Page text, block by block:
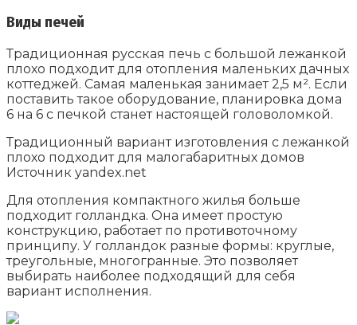
Виды печей
Традиционная русская печь с большой лежанкой
плохо подходит для отопления маленьких дачных
коттеджей. Самая маленькая занимает 2,5 м². Если
поставить такое оборудование, планировка дома
6 на 6 с печкой станет настоящей головоломкой.
Традиционный вариант изготовления с лежанкой
плохо подходит для малогабаритных домов
Источник yandex.net
Для отопления компактного жилья больше
подходит голландка. Она имеет простую
конструкцию, работает по противоточному
принципу. У голландок разные формы: круглые,
треугольные, многогранные. Это позволяет
выбирать наиболее подходящий для себя
вариант исполнения.